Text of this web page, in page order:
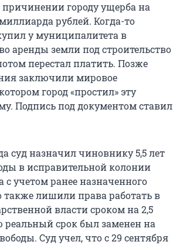
городу ущерба на
рублей. Когда-то
у муниципалитета в
аренды земли под строительство
перестал платить. Позже
заключили мировое
город «простил» эту
Подпись под документом ставил
суд назначил чиновнику 5,5 лет
в исправительной колонии
учетом ранее назначенного
также лишили права работать в
власти сроком на 2,5
реальный срок был заменен на
Суд учел, что с 29 сентября